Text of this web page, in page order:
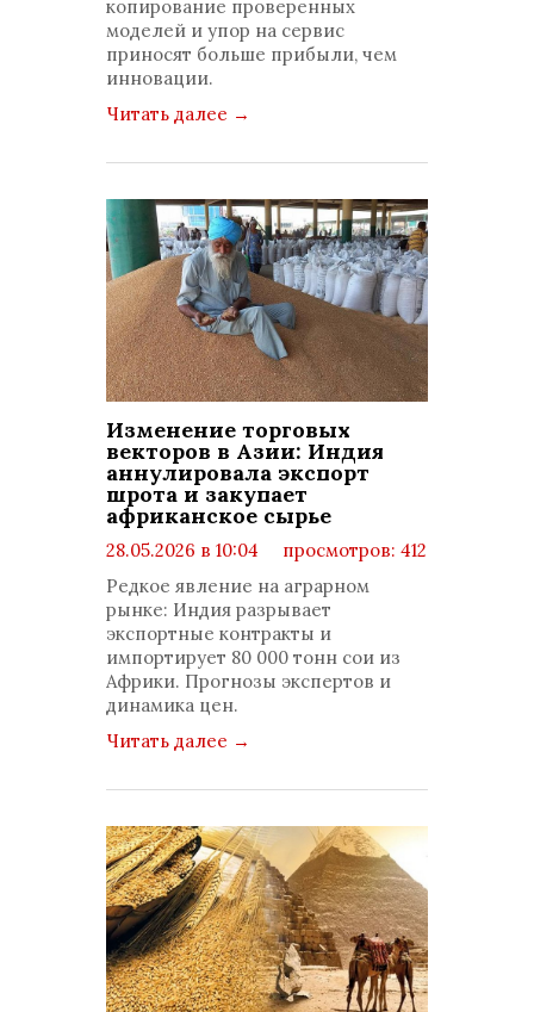
копирование проверенных
моделей и упор на сервис
приносят больше прибыли, чем
инновации.
Читать далее →
Изменение торговых
векторов в Азии: Индия
аннулировала экспорт
шрота и закупает
африканское сырье
28.05.2026 в 10:04
просмотров: 412
Редкое явление на аграрном
рынке: Индия разрывает
экспортные контракты и
импортирует 80 000 тонн сои из
Африки. Прогнозы экспертов и
динамика цен.
Читать далее →